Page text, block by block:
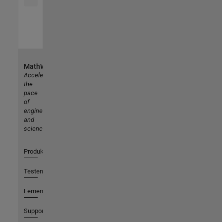
MathWorks
Accelerating
the
pace
of
engineering
and
science
Produkte
Testen oder Kaufen
Lernen
Support